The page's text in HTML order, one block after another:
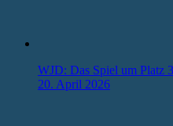
WJD: Das Spiel um Platz 3
20. April 2026